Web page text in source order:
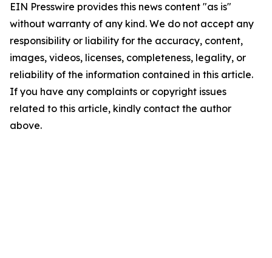
EIN Presswire provides this news content "as is"
without warranty of any kind. We do not accept any
responsibility or liability for the accuracy, content,
images, videos, licenses, completeness, legality, or
reliability of the information contained in this article.
If you have any complaints or copyright issues
related to this article, kindly contact the author
above.